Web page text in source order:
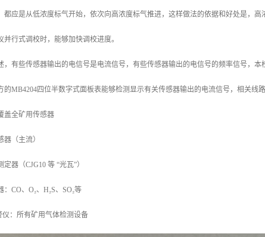
都应是从低浓度标气开始，依次向高浓度标气推进，这样做法的依据和好处是，
并行式调校时，能够加快调校进度。
，有些传感器输出的电信号是电流信号，有些传感器输出的电信号的频率信号，
的MB4204四位半数字式面板表能够检测显示有关传感器输出的电流信号，相关线
盖全矿用传感器
（主流）
器（CJG10 等 “光瓦”）
：CO、O₂、H₂S、SO₂等
仪：所有矿用气体检测设备